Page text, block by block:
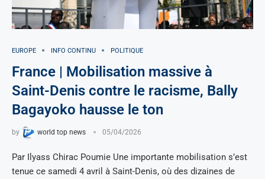
EUROPE INFO CONTINU POLITIQUE
France | Mobilisation massive à
Saint-Denis contre le racisme, Bally
Bagayoko hausse le ton
by world top news 05/04/2026
Par Ilyass Chirac Poumie Une importante mobilisation s’est
tenue ce samedi 4 avril à Saint-Denis, où des dizaines de